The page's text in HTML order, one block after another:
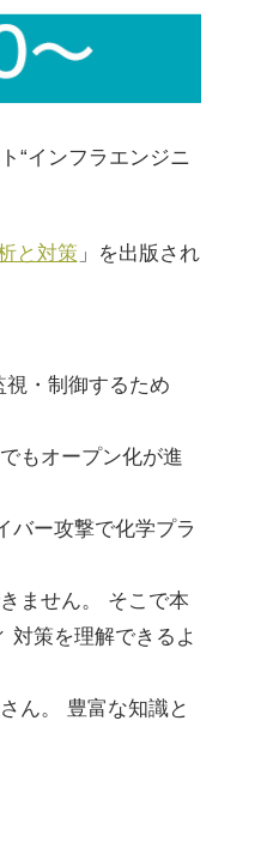
“インフラエンジニ
と対策 」を出版され
・制御するため
もオープン化が進
バー攻撃で化学プラ
ません。 そこで本
対策を理解できるよ
ん。 豊富な知識と